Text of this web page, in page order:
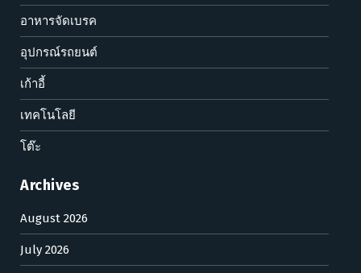
อาหารจัดเบรค
อุปกรณ์รถยนต์
เก้าอี้
เทคโนโลยี
โต๊ะ
Archives
August 2026
July 2026